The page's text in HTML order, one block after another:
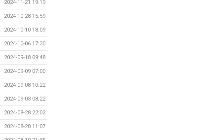
2024-11-21 19:19
2024-10-28 15:59
2024-10-10 18:09
2024-10-06 17:30
2024-09-18 09:48
2024-09-09 07:00
2024-09-08 10:22
2024-09-03 08:22
2024-08-28 22:02
2024-08-28 11:07